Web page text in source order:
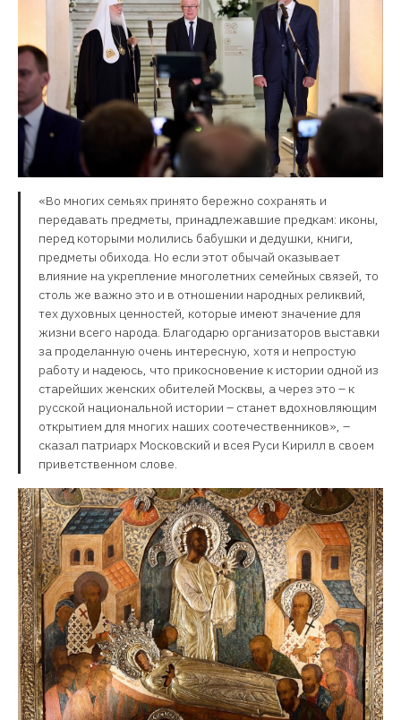
«Во многих семьях принято бережно сохранять и
передавать предметы, принадлежавшие предкам: иконы,
перед которыми молились бабушки и дедушки, книги,
предметы обихода. Но если этот обычай оказывает
влияние на укрепление многолетних семейных связей, то
столь же важно это и в отношении народных реликвий,
тех духовных ценностей, которые имеют значение для
жизни всего народа. Благодарю организаторов выставки
за проделанную очень интересную, хотя и непростую
работу и надеюсь, что прикосновение к истории одной из
старейших женских обителей Москвы, а через это – к
русской национальной истории – станет вдохновляющим
открытием для многих наших соотечественников», –
сказал патриарх Московский и всея Руси Кирилл в своем
приветственном слове.